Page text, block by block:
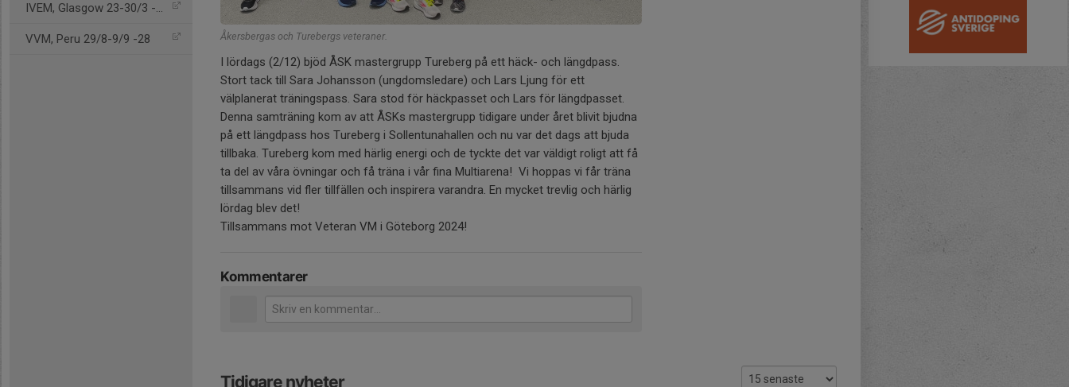
IVEM, Glasgow 23-30/3 -28
VVM, Peru 29/8-9/9 -28 Åkersbergas och Turebergs veteraner.
I lördags (2/12) bjöd ÅSK mastergrupp Tureberg på ett häck- och längdpass.
Stort tack till Sara Johansson (ungdomsledare) och Lars Ljung för ett
välplanerat träningspass. Sara stod för häckpasset och Lars för längdpasset.
Denna samträning kom av att ÅSKs mastergrupp tidigare under året blivit bjudna
på ett längdpass hos Tureberg i Sollentunahallen och nu var det dags att bjuda
tillbaka. Tureberg kom med härlig energi och de tyckte det var väldigt roligt att få
ta del av våra övningar och få träna i vår fina Multiarena! Vi hoppas vi får träna
tillsammans vid fler tillfällen och inspirera varandra. En mycket trevlig och härlig
lördag blev det!
Tillsammans mot Veteran VM i Göteborg 2024!
Kommentarer
Tidigare nyheter